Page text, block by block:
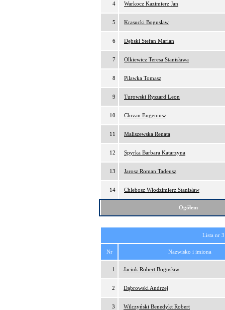
4 Warkocz Kazimierz Jan
5 Krasucki Bogusław
6 Dębski Stefan Marian
7 Olkiewicz Teresa Stanisława
8 Pilawka Tomasz
9 Turowski Ryszard Leon
10 Chrzan Eugeniusz
11 Maliszewska Renata
12 Spyrka Barbara Katarzyna
13 Jarosz Roman Tadeusz
14 Chlebosz Włodzimierz Stanisław
Ogółem
Lista nr
Nr Nazwisko i imiona
1 Jaciuk Robert Bogusław
2 Dąbrowski Andrzej
3 Wilczyński Benedykt Robert